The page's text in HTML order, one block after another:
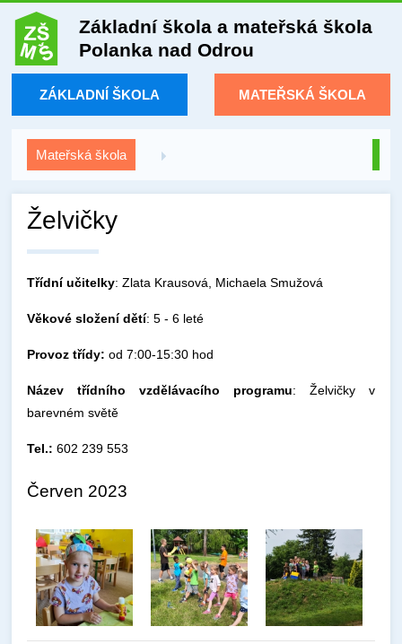
Základní škola a mateřská škola
Polanka nad Odrou
ZÁKLADNÍ ŠKOLA MATEŘSKÁ ŠKOLA
Mateřská škola
Želvičky
Třídní učitelky: Zlata Krausová, Michaela Smužová
Věkové složení dětí: 5 - 6 leté
Provoz třídy: od 7:00-15:30 hod
Název třídního vzdělávacího programu: Želvičky v
barevném světě
Tel.: 602 239 553
Červen 2023